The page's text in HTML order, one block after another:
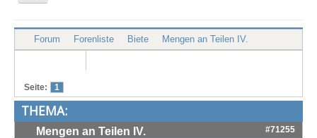
an/aus
XBR.de
Technik
Treffen & Touren
Cafe-Ecke
Forum Forenliste Biete Mengen an Teilen IV.
Seite: 1
THEMA:
Mengen an Teilen IV. #71255